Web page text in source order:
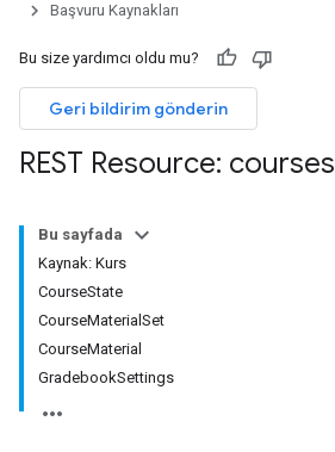
Başvuru Kaynakları
Bu size yardımcı oldu mu?
Geri bildirim gönderin
REST Resource: courses
Bu sayfada
Kaynak: Kurs
CourseState
CourseMaterialSet
CourseMaterial
GradebookSettings